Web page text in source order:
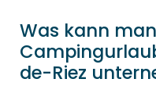
Was kann
de-Riez